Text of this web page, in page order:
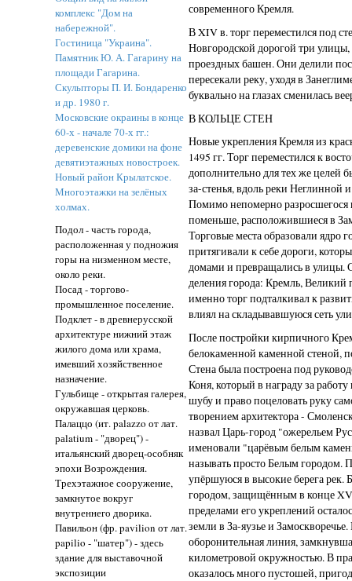
комплекс "Дом на
набережной".
Гостиница "Украина".
Памятник Ю. А. Гагарину на
площади Гагарина.
Скульпторы П. И. Бондаренко
и др. 1980 г.
Московские окраины в конце
60-х - начале 70-х гг.:
деревенские домики на фоне
девятиэтажных новостроек.
Новый район Крылатское.
Многоэтажки на зелёных
холмах.
Подол - часть города,
расположенная у подножия
горы на низменном месте,
около реки.
Посад - торгово-
промышленное поселение.
Подклет - в древнерусской
архитектуре нижний этаж
жилого дома или храма,
имевший хозяйственное
назначение.
Гульбище - открытая галерея,
окружавшая церковь.
Палаццо (ит. palazzo от лат.
раlatium - "дворец") -
итальянский дворец-особняк
эпохи Возрождения.
Трехэтажное сооружение,
замкнутое вокруг
внутреннего дворика.
Павильон (фр. pavilion от лат.
papilio - "шатер") - здесь
здание для выставочной
экспозиции
современного Кремля.
В XIV в. торг переместился под
Новгородской дорогой три
проездных башен. Они делили
пересекали реку, уходя в
буквально на глазах сменилась
В КОЛЬЦЕ СТЕН
Новые укрепления Кремля из
1495 гг. Торг переместился к
дополнительно для тех же целей
за-стенья, вдоль реки Неглинной
Помимо непомерно разросшегося
поменьше, расположившиеся в
Торговые места образовали ядро
притягивали к себе дороги,
домами и превращались в улицы.
деления города: Кремль, Великий
именно торг подталкивал к
влиял на складывавшуюся сеть
После постройки кирпичного
белокаменной каменной стеной,
Стена была построена под
Коня, который в награду за
шубу и право поцеловать руку
творением архитектора -
назвал Царь-город "ожерельем
именовали "царёвым белым
называть просто Белым городом.
упёршуюся в высокие берега
городом, защищённым в конце
пределами его укреплений
земли в За-яузье и
оборонительная линия,
километровой окружностью. В
оказалось много пустошей,